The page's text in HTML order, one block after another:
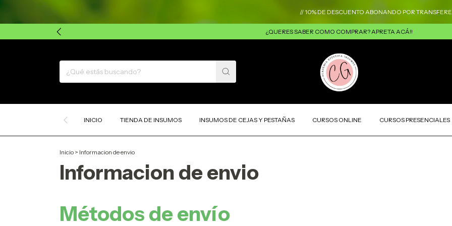
// 10% DE DESCUENTO ABONANDO POR TRANSFERENCIA
¿QUERES SABER COMO COMPRAR? APRETA ACÁ!!
INICIO TIENDA DE INSUMOS INSUMOS DE CEJAS Y PESTAÑAS CURSOS ONLINE CURSOS PRESENCIALES
Inicio > Informacion de envio
Informacion de envio
Métodos de envío